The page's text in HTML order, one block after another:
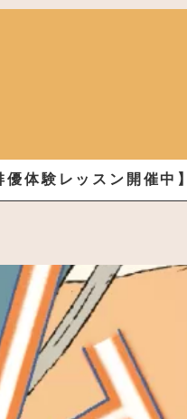
体験レッスン開催中】